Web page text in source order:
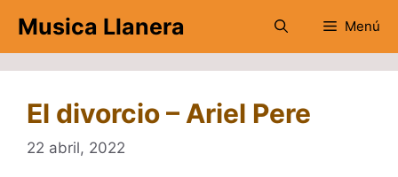
contenido
Musica Llanera Menú
El divorcio – Ariel Pere
22 abril, 2022